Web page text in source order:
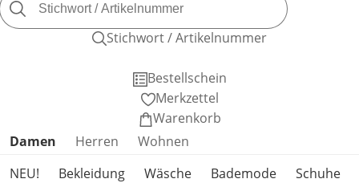
Stichwort / Artikelnummer
Bestellschein
Merkzettel
Warenkorb
Produktkategorien überspringen
Damen Herren
Wohnen
NEU!
Bekleidung Wäsche Bademode Schuhe